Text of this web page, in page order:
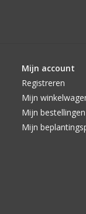
Mijn account
Registreren
Mijn
Mijn bestellingen
Mijn